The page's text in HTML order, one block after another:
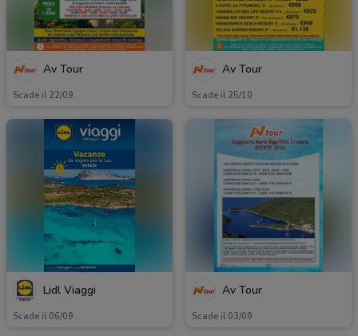
Av Tour
Scade il 22/09
Av Tour
Scade il 25/10
Lidl Viaggi
Scade il 06/09
Av Tour
Scade il 03/09